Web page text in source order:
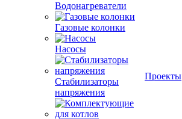
Водонагреватели
Газовые колонки
Насосы
Стабилизаторы
напряжения
Проекты